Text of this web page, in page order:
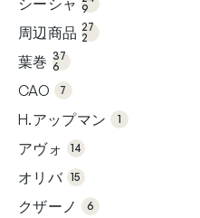
シーシャ 9
商
品
周辺商品 27
2
27
2個
の
商
葉巻 37
6
37
6個
の
商
品
CAO 7
7個
の
商
H.アップマン 1
の
商
アヴォ 14
14
個
の
商
品
オリバ 15
15
個
の
商
クザーノ 6
の
商